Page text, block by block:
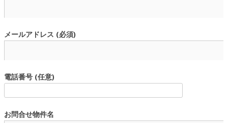
メールアドレス (必須)
電話番号 (任意)
お問合せ物件名